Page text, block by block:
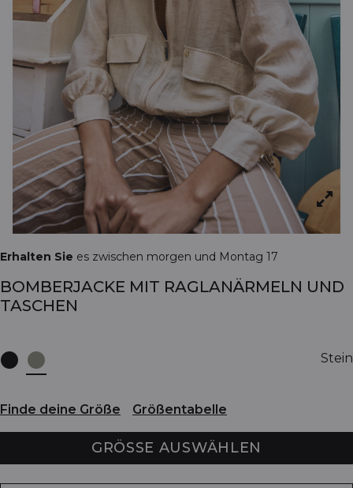
Erhalten Sie es zwischen morgen und Montag 17
BOMBERJACKE MIT RAGLANÄRMELN UND
TASCHEN
Stein
Finde deine Größe Größentabelle
GRÖSSE AUSWÄHLEN